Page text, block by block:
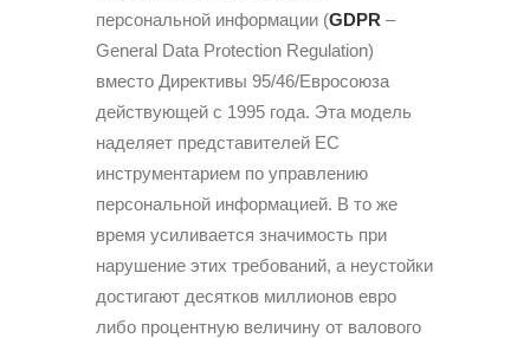
персональной информации (GDPR –
General Data Protection Regulation)
вместо Директивы 95/46/Евросоюза
действующей с 1995 года. Эта модель
наделяет представителей ЕС
инструментарием по управлению
персональной информацией. В то же
время усиливается значимость при
нарушение этих требований, а неустойки
достигают десятков миллионов евро
либо процентную величину от валового